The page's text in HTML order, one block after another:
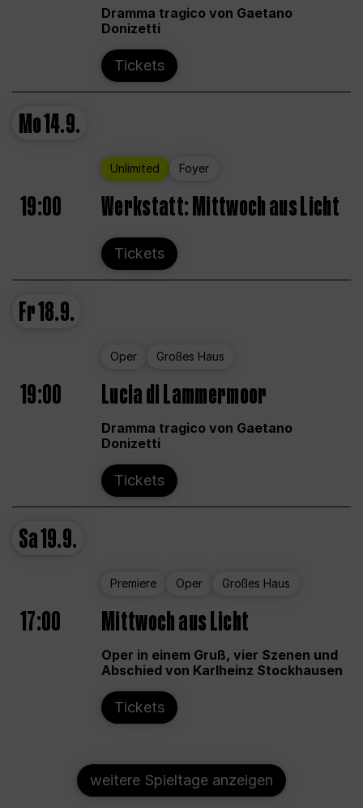
Dramma tragico von Gaetano
Donizetti
Tickets
Mo14.9.
Unlimited Foyer
19:00 Werkstatt: Mittwoch aus Licht
Tickets
Fr18.9.
Oper Großes Haus
19:00 Lucia di Lammermoor
Dramma tragico von Gaetano
Donizetti
Tickets
Sa19.9.
Premiere Oper Großes Haus
17:00 Mittwoch aus Licht
Oper in einem Gruß, vier Szenen und
Abschied von Karlheinz Stockhausen
Tickets
weitere Spieltage anzeigen